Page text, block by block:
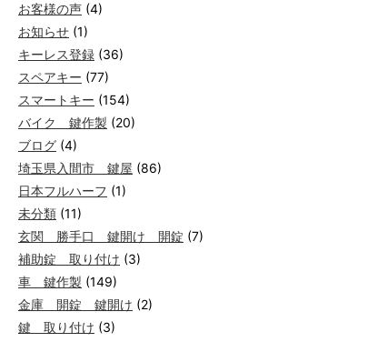
お客様の声 (4)
お知らせ (1)
キーレス登録 (36)
スペアキー (77)
スマートキー (154)
バイク 鍵作製 (20)
ブログ (4)
埼玉県入間市 鍵屋 (86)
日本フルハーフ (1)
未分類 (11)
玄関 勝手口 鍵開け 開錠 (7)
補助錠 取り付け (3)
車 鍵作製 (149)
金庫 開錠 鍵開け (2)
鍵 取り付け (3)